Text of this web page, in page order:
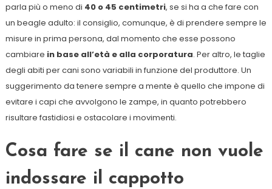
parla più o meno di 40 o 45 centimetri, se si ha a che fare con
un beagle adulto: il consiglio, comunque, è di prendere sempre le
misure in prima persona, dal momento che esse possono
cambiare in base all’età e alla corporatura. Per altro, le taglie
degli abiti per cani sono variabili in funzione del produttore. Un
suggerimento da tenere sempre a mente è quello che impone di
evitare i capi che avvolgono le zampe, in quanto potrebbero
risultare fastidiosi e ostacolare i movimenti.
Cosa fare se il cane non vuole
indossare il cappotto